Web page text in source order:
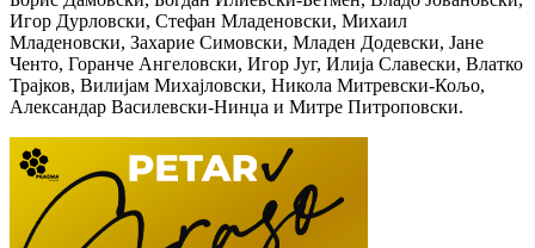
Игор Дурловски, Стефан Младеновски, Михаил
Младеновски, Захарие Симовски, Младен Додевски, Јане
Ченто, Горанче Ангеловски, Игор Југ, Илија Славески, Влатко
Трајков, Вилијам Михајловски, Никола Митревски-Кољо,
Александар Василевски-Нинџа и Митре Питроповски.